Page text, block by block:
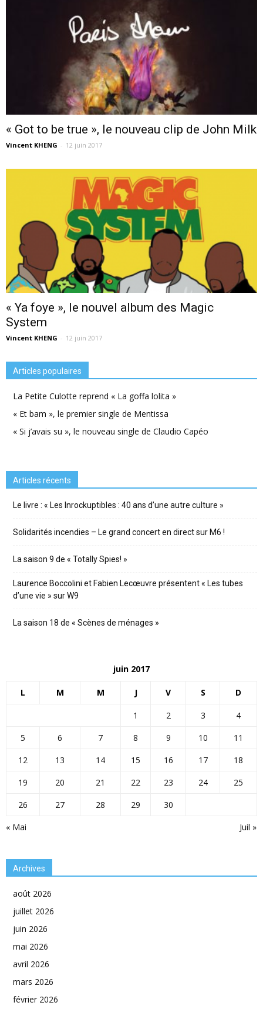
« Got to be true », le nouveau clip de John Milk
Vincent KHENG - 12 juin 2017
« Ya foye », le nouvel album des Magic
System
Vincent KHENG - 12 juin 2017
Articles populaires
La Petite Culotte reprend « La goffa lolita »
« Et bam », le premier single de Mentissa
« Si j’avais su », le nouveau single de Claudio Capéo
Articles récents
Le livre : « Les Inrockuptibles : 40 ans d’une autre culture »
Solidarités incendies – Le grand concert en direct sur M6 !
La saison 9 de « Totally Spies! »
Laurence Boccolini et Fabien Lecœuvre présentent « Les tubes
d’une vie » sur W9
La saison 18 de « Scènes de ménages »
juin 2017
L M M J V S D
« Mai Juil »
1 2 3
4
5
6 7 8 9 10
11
12
13 14 15 16 17
18
19
20 21 22 23 24
25
26
27 28 29 30
Archives
août 2026
juillet 2026
juin 2026
mai 2026
avril 2026
mars 2026
février 2026